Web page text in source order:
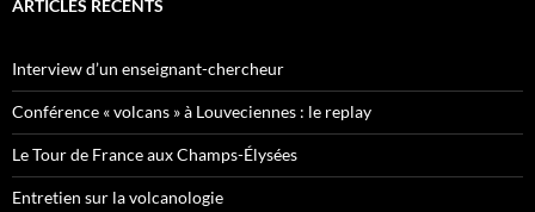
ARTICLES RÉCENTS
Interview d’un enseignant-chercheur
Conférence « volcans » à Louveciennes : le replay
Le Tour de France aux Champs-Élysées
Entretien sur la volcanologie